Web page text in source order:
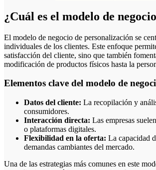
¿Cuál es el modelo de
El modelo de negocio de personalización se centra en adaptar productos y servicios a las necesidades y preferencias
individuales de los clientes. Este enfoque
satisfacción del cliente, sino que también
modificación de productos físicos hasta la
Elementos clave del modelo de
Datos del cliente: La recopilación y
consumidores.
Interacción directa: Las empresas
o plataformas digitales.
Flexibilidad en la oferta: La capacidad
demandas cambiantes del mercado.
Una de las estrategias más comunes en este